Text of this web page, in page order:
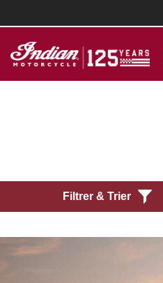
Filtrer & Trier